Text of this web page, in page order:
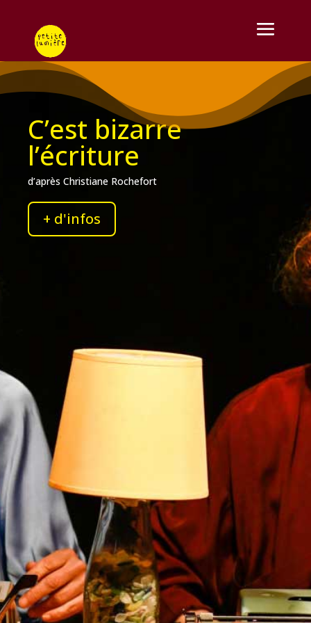
C’est bizarre
l’écriture
d’après Christiane Rochefort
+ d'infos